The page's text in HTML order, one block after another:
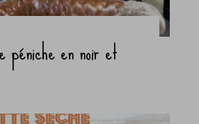
péniche en noir et